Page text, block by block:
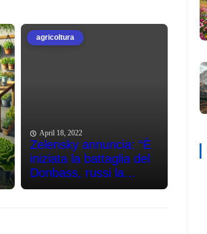
agricoltura
April 18, 2022
Zelensky annuncia: “È
iniziata la battaglia del
Donbass, russi la...